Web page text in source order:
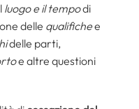
luogo e il tempodi
delle qualifichee
delle parti,
e altre questioni